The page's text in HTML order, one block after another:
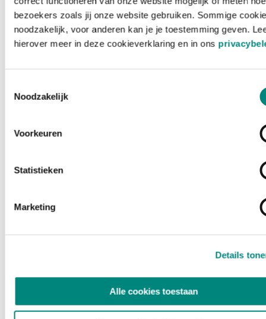
bezoekers zoals jij onze website gebruiken. Sommige
noodzakelijk, voor anderen kan je je toestemming geven.
hierover meer in deze cookieverklaring en in ons
Noodzakelijk
Voorkeuren
Statistieken
Marketing
Details
Alle cookies toestaan